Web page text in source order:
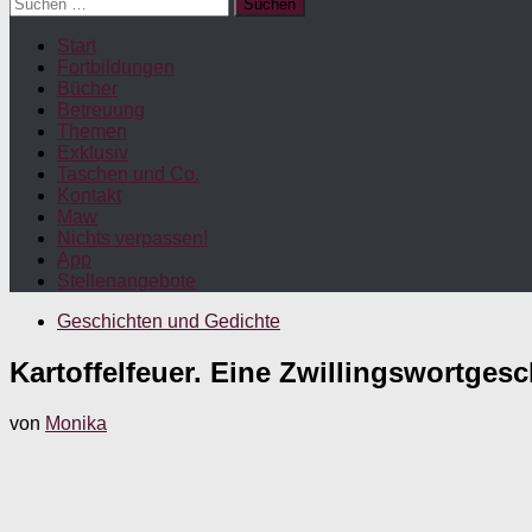
nach:
Start
Fortbildungen
Bücher
Betreuung
Themen
Exklusiv
Taschen und Co.
Kontakt
Maw
Nichts verpassen!
App
Stellenangebote
Geschichten und Gedichte
Kartoffelfeuer. Eine
von Monika